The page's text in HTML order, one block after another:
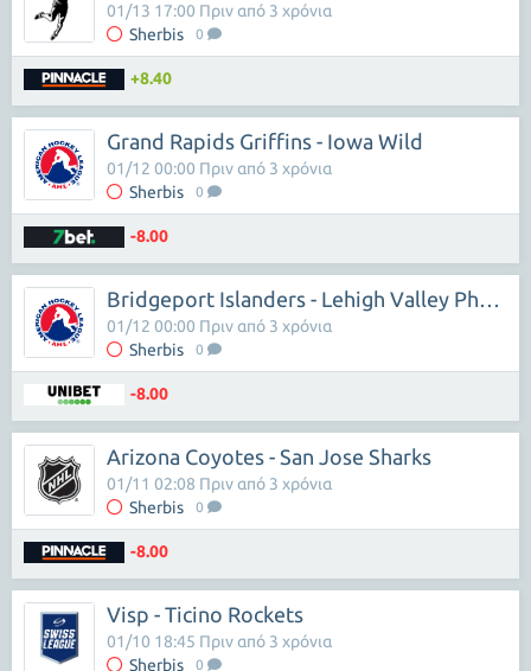
Sherbis 0
01/13 17:00 Πριν από 3 χρόνια
+8.40
Grand Rapids Griffins - Iowa Wild
Sherbis 0
01/12 00:00 Πριν από 3 χρόνια
-8.00
Bridgeport Islanders - Lehigh Valley Phantoms
Sherbis 0
01/12 00:00 Πριν από 3 χρόνια
-8.00
Arizona Coyotes - San Jose Sharks
Sherbis 0
01/11 02:08 Πριν από 3 χρόνια
-8.00
Visp - Ticino Rockets
Sherbis 0
01/10 18:45 Πριν από 3 χρόνια